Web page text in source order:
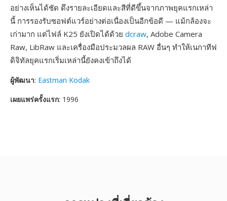
อย่างเห็นได้ชัด ดึงรายละเอียดและสีที่ดีขึ้นจากภาพยุคแรกเหล่า
นี้ การรองรับซอฟต์แวร์อย่างต่อเนื่องเป็นอีกข้อดี — แม้กล้องจะ
เก่ามาก แต่ไฟล์ K25 ยังเปิดได้ด้วย dcraw, Adobe Camera
Raw, LibRaw และเครื่องมือประมวลผล RAW อื่นๆ ทำให้เนกาทีฟ
ดิจิทัลยุคแรกเริ่มเหล่านี้ยังคงเข้าถึงได้
ผู้พัฒนา: Eastman Kodak
เผยแพร่ครั้งแรก: 1996